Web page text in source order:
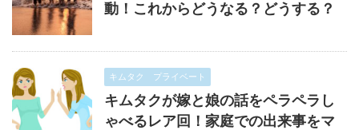
動！これからどうなる？どうする？
キムタク プライベート
キムタクが嫁と娘の話をペラペラし
ゃべるレア回！家庭での出来事をマ